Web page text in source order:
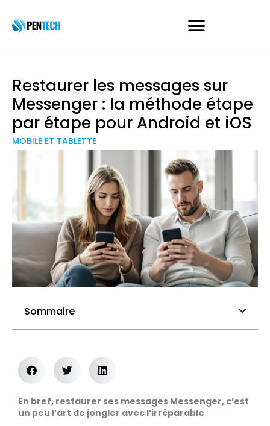
Restaurer les messages sur
Messenger : la méthode étape
par étape pour Android et iOS
MOBILE ET TABLETTE
Sommaire
En bref, restaurer ses messages Messenger, c’est
un peu l’art de jongler avec l’irréparable